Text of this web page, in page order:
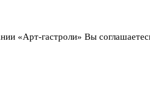
«Арт-гастроли» Вы